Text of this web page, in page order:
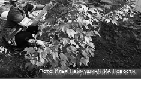
Фото: Илья Наймушин/РИА Новости